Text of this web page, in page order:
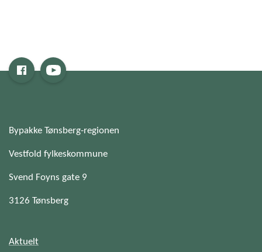
Bypakke Tønsberg-regionen
Vestfold fylkeskommune
Svend Foyns gate 9
3126 Tønsberg
Aktuelt